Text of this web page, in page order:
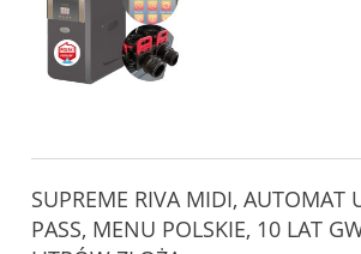
SUPREME RIVA MIDI, AUTOMAT
PASS, MENU POLSKIE, 10 LAT